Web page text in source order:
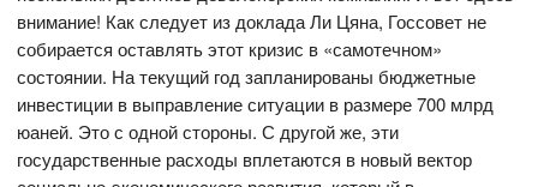
внимание! Как следует из доклада Ли Цяна, Госсовет не
собирается оставлять этот кризис в «самотечном»
состоянии. На текущий год запланированы бюджетные
инвестиции в выправление ситуации в размере 700 млрд
юаней. Это с одной стороны. С другой же, эти
государственные расходы вплетаются в новый вектор